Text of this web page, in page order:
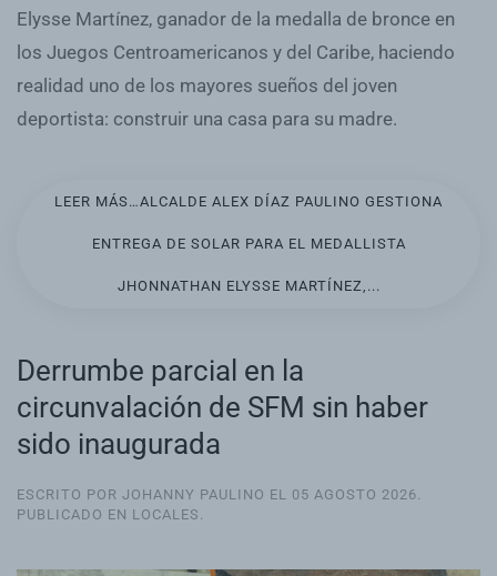
Elysse Martínez, ganador de la medalla de bronce en
los Juegos Centroamericanos y del Caribe, haciendo
realidad uno de los mayores sueños del joven
deportista: construir una casa para su madre.
LEER MÁS…ALCALDE ALEX DÍAZ PAULINO GESTIONA
ENTREGA DE SOLAR PARA EL MEDALLISTA
JHONNATHAN ELYSSE MARTÍNEZ,...
Derrumbe parcial en la
circunvalación de SFM sin haber
sido inaugurada
ESCRITO POR JOHANNY PAULINO EL 05 AGOSTO 2026.
PUBLICADO EN LOCALES .